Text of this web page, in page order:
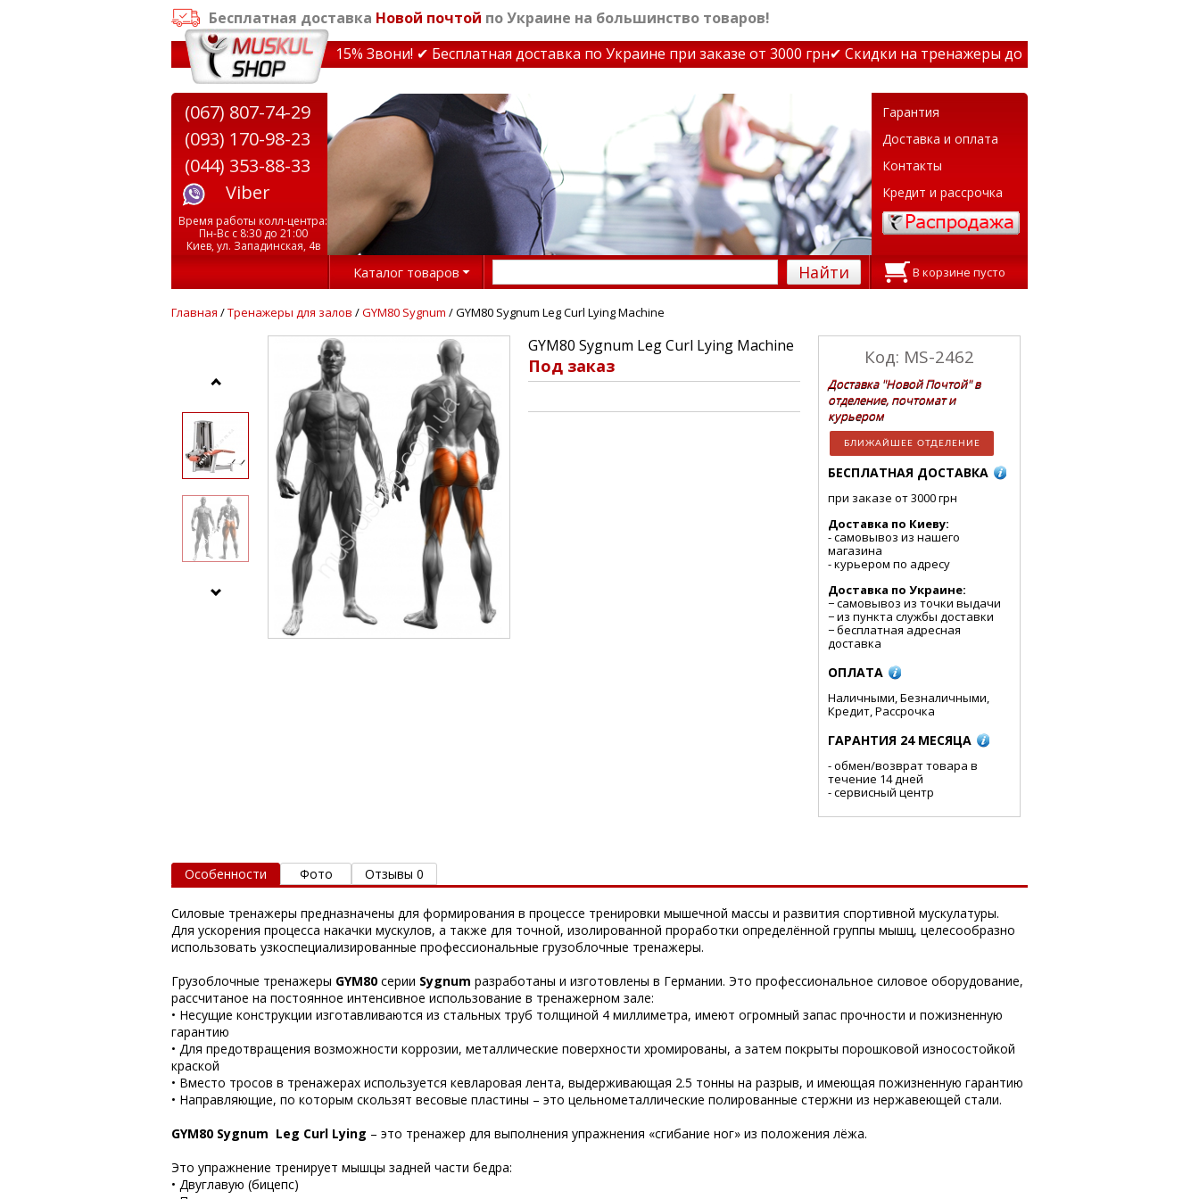
Бесплатная доставка Новой почтой по Украине на большинство товаров!
✔ Скидки на тренажеры до 15% Звони! ✔ Бесплатная доставка по Украине при заказе от 3000 грн✔ Скидки на тренажеры до 15% Звони! ✔ Бесплатная
Гарантия
Доставка и оплата
Контакты
Кредит и рассрочка
(067) 807-74-29
(093) 170-98-23
(044) 353-88-33
Viber
Время работы колл-центра:
Пн-Вс с 8:30 до 21:00
Киев, ул. Западинская, 4в
Каталог товаров Найти В корзине пусто
Главная /Тренажеры для залов /GYM80 Sygnum / GYM80 Sygnum Leg Curl Lying Machine
GYM80 Sygnum Leg Curl Lying Machine
Под заказ Код: MS-2462
Доставка "Новой Почтой" в
отделение, почтомат и
курьером
БЛИЖАЙШЕЕ ОТДЕЛЕНИЕ
БЕСПЛАТНАЯ ДОСТАВКА
при заказе от 3000 грн
Доставка по Киеву:
- cамовывоз из нашего
магазина
- курьером по адресу
Доставка по Украине:
− самовывоз из точки выдачи
− из пункта службы доставки
− бесплатная адресная
доставка
ОПЛАТА
Наличными, Безналичными,
Кредит, Рассрочка
ГАРАНТИЯ 24 МЕСЯЦА
- обмен/возврат товара в
течение 14 дней
- сервисный центр
Особенности Фото Отзывы 0
Силовые тренажеры предназначены для формирования в процессе тренировки мышечной массы и развития спортивной мускулатуры.
Для ускорения процесса накачки мускулов, а также для точной, изолированной проработки определённой группы мышц, целесообразно
использовать узкоспециализированные профессиональные грузоблочные тренажеры.
Грузоблочные тренажеры GYM80 серии Sygnum разработаны и изготовлены в Германии. Это профессиональное силовое оборудование,
рассчитаное на постоянное интенсивное использование в тренажерном зале:
• Несущие конструкции изготавливаются из стальных труб толщиной 4 миллиметра, имеют огромный запас прочности и пожизненную
гарантию
• Для предотвращения возможности коррозии, металлические поверхности хромированы, а затем покрыты порошковой износостойкой
краской
• Вместо тросов в тренажерах используется кевларовая лента, выдерживающая 2.5 тонны на разрыв, и имеющая пожизненную гарантию
• Направляющие, по которым скользят весовые пластины – это цельнометаллические полированные стержни из нержавеющей стали.
GYM80 Sygnum Leg Curl Lying – это тренажер для выполнения упражнения «сгибание ног» из положения лёжа.
Это упражнение тренирует мышцы задней части бедра:
• Двуглавую (бицепс)